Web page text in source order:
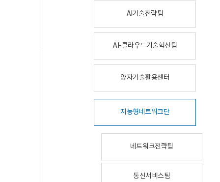
AI기술전략팀
AI-클라우드기술혁신팀
양자기술활용센터
지능형네트워크단
네트워크전략팀
통신서비스팀